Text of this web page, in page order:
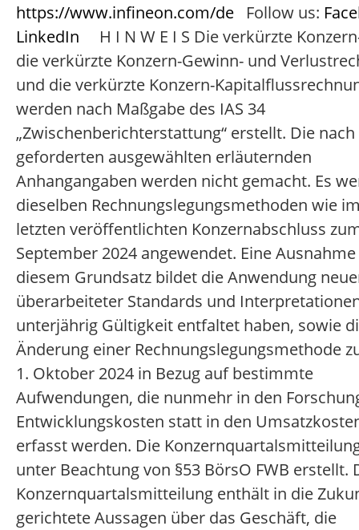
https://www.infineon.com/de Follow us:
LinkedIn H I N W E I S Die verkürzte
die verkürzte Konzern-Gewinn- und
und die verkürzte Konzern-
werden nach Maßgabe des IAS 34
„Zwischenberichterstattung“ erstellt. Die nach
geforderten ausgewählten erläuternden
Anhangangaben werden nicht gemacht. Es
dieselben Rechnungslegungsmethoden wie
letzten veröffentlichten Konzernabschluss
September 2024 angewendet. Eine
diesem Grundsatz bildet die Anwendung
überarbeiteter Standards und
unterjährig Gültigkeit entfaltet haben, sowie
Änderung einer Rechnungslegungsmethode
1. Oktober 2024 in Bezug auf bestimmte
Aufwendungen, die nunmehr in den
Entwicklungskosten statt in den
erfasst werden. Die
unter Beachtung von §53 BörsO FWB erstellt.
Konzernquartalsmitteilung enthält in die
gerichtete Aussagen über das Geschäft, die